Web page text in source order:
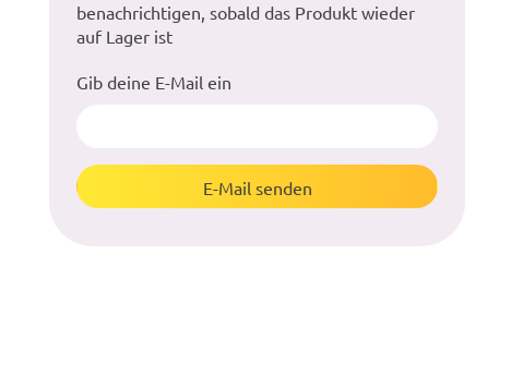
benachrichtigen, sobald das Produkt wieder
auf Lager ist
Gib deine E-Mail ein
E-Mail senden